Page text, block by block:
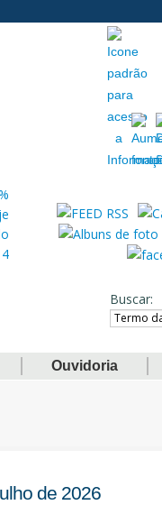
Buscar
Ouvidoria
de 2026